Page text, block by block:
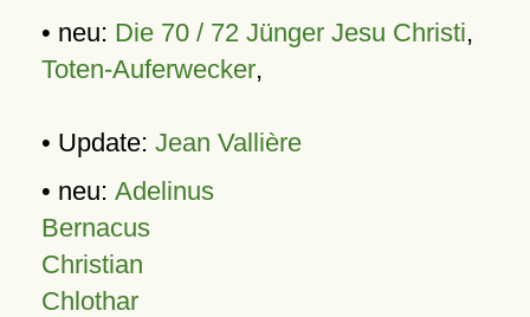
• neu: Die 70 / 72 Jünger Jesu Christi,
Toten-Auferwecker,
• Update: Jean Vallière
• neu: Adelinus
Bernacus
Christian
Chlothar